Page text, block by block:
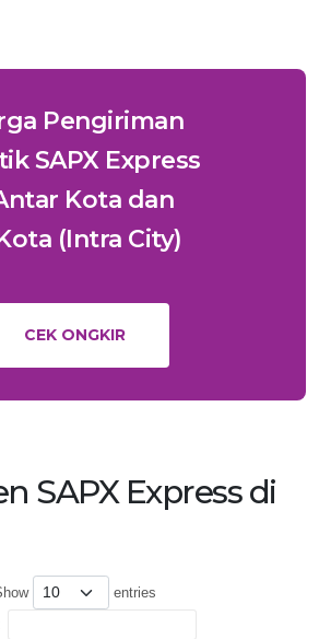
Pengiriman
SAPX Express
Kota dan
(Intra City)
CEK ONGKIR
SAPX Express di
entries